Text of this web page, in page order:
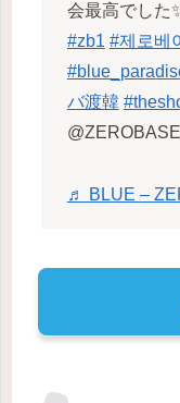
会最高でした
#zb1 #제로베
バ渡韓
♬ BLUE –